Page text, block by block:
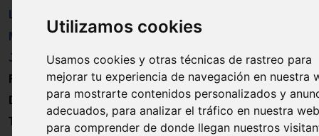
Utilizamos cookies
Usamos cookies y otras técnicas de rastreo para
mejorar tu experiencia de navegación en nuestra
para mostrarte contenidos personalizados y
adecuados, para analizar el tráfico en nuestra
para comprender de donde llegan nuestros
Libros
Material
Juguetes
Formación
Directorio
Trabajo